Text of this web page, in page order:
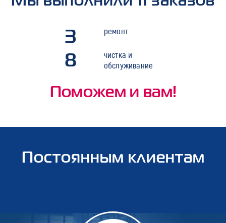
3 ремонт
8
чистка и
обслуживание
Поможем и вам!
Постоянным клиентам